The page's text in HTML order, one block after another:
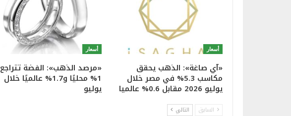
أسعار
«آي صاغة»: الذهب يحقق
مكاسب 5.3% في مصر خلال
يوليو 2026 مقابل 0.6% عالميا
أسعار
«مرصد الذهب»: الفضة تتراجع
1% محليًا و1.7% عالميًا خلال
يوليو
السابق التالي